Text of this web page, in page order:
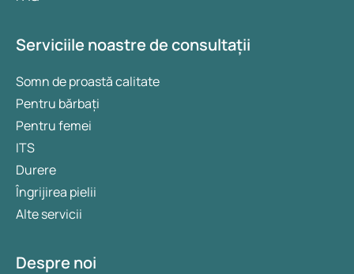
Serviciile noastre de consultații
Somn de proastă calitate
Pentru bărbați
Pentru femei
ITS
Durere
Îngrijirea pielii
Alte servicii
Despre noi